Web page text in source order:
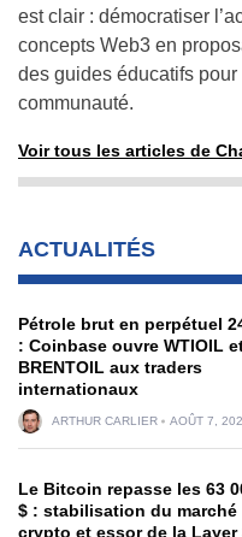
est clair : démocratiser
concepts Web3 en
des guides éducatifs
communauté.
Voir tous les articles de
ACTUALITÉS
Pétrole brut en perpétuel
: Coinbase ouvre WTIOIL
BRENTOIL aux traders
internationaux
ARTHUR CARLIER AOÛT 7,
Le Bitcoin repasse les 63
$ : stabilisation du marché
crypto et essor de la Layer